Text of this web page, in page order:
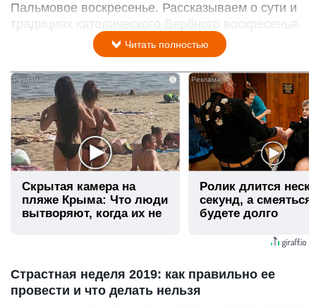
Пальмовое воскресенье. Рассказываем о сути и
традициях католического Вербного воскресенья.
Читать полностью
i
Скрытая камера на
пляже Крыма: Что люди
вытворяют, когда их не
Ролик длится
секунд, а
будете долго
Страстная неделя 2019: как правильно ее
провести и что делать нельзя